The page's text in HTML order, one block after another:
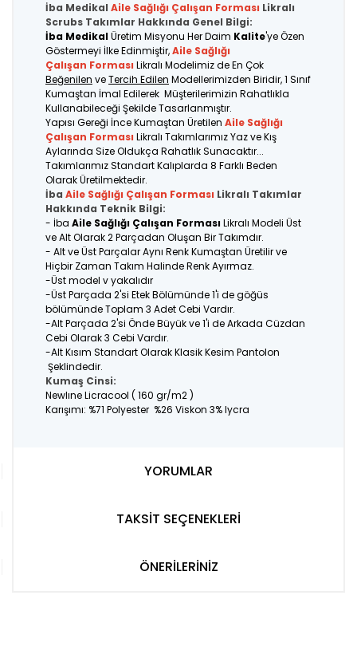
İba Medikal Aile Sağlığı Çalışan Forması Likralı
Scrubs Takımlar Hakkında Genel Bilgi:
İba MedikalÜretim Misyonu Her Daim Kalite'ye Özen
Göstermeyi İlke Edinmiştir,Aile Sağlığı
Çalışan Forması Likralı Modelimiz de En Çok
Beğenilen veTercih Edilen Modellerimizden Biridir, 1 Sınıf
Kumaştan İmal Edilerek Müşterilerimizin Rahatlıkla
Kullanabileceği Şekilde Tasarlanmıştır.
Yapısı Gereği İnce Kumaştan Üretilen Aile Sağlığı
Çalışan Forması Likralı Takımlarımız Yaz ve Kış
Aylarında Size Oldukça Rahatlık Sunacaktır...
Takımlarımız Standart Kalıplarda 8 Farklı Beden
Olarak Üretilmektedir.
İba Aile Sağlığı Çalışan Forması Likralı Takımlar
Hakkında Teknik Bilgi:
- İba Aile Sağlığı Çalışan FormasıLikralı Modeli Üst
ve Alt Olarak 2 Parçadan Oluşan Bir Takımdır.
- Alt ve Üst Parçalar Aynı Renk Kumaştan Üretilir ve
Hiçbir Zaman Takım Halinde Renk Ayırmaz.
-Üst model v yakalıdır
-Üst Parçada 2'si Etek Bölümünde 1'i de göğüs
bölümünde Toplam 3 Adet Cebi Vardır.
-Alt Parçada 2'si Önde Büyük ve 1'i de Arkada Cüzdan
Cebi Olarak 3 Cebi Vardır.
-Alt Kısım Standart Olarak Klasik Kesim Pantolon
Şeklindedir.
Kumaş Cinsi:
Newlıne Licracool ( 160 gr/m2 )
Karışımı: %71 Polyester %26 Viskon 3% lycra
YORUMLAR
TAKSİT SEÇENEKLERİ
ÖNERİLERİNİZ